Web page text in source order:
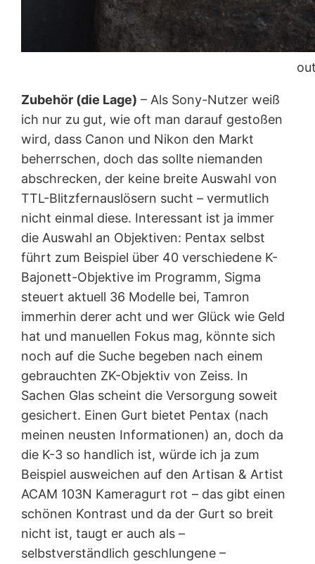
Zubehör (die Lage) – Als Sony-Nutzer weiß
ich nur zu gut, wie oft man darauf gestoßen
wird, dass Canon und Nikon den Markt
beherrschen, doch das sollte niemanden
abschrecken, der keine breite Auswahl von
TTL-Blitzfernauslösern sucht – vermutlich
nicht einmal diese. Interessant ist ja immer
die Auswahl an Objektiven: Pentax selbst
führt zum Beispiel über 40 verschiedene K-
Bajonett-Objektive im Programm, Sigma
steuert aktuell 36 Modelle bei, Tamron
immerhin derer acht und wer Glück wie Geld
hat und manuellen Fokus mag, könnte sich
noch auf die Suche begeben nach einem
gebrauchten ZK-Objektiv von Zeiss. In
Sachen Glas scheint die Versorgung soweit
gesichert. Einen Gurt bietet Pentax (nach
meinen neusten Informationen) an, doch da
die K-3 so handlich ist, würde ich ja zum
Beispiel ausweichen auf den Artisan & Artist
ACAM 103N Kameragurt rot – das gibt einen
schönen Kontrast und da der Gurt so breit
nicht ist, taugt er auch als –
selbstverständlich geschlungene –